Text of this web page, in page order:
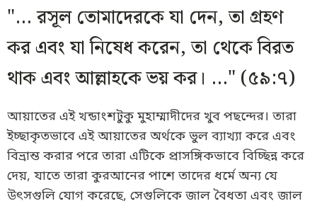
"… রসূল তোমাদেরকে যা দেন, তা গ্রহণ
কর এবং যা নিষেধ করেন, তা থেকে বিরত
থাক এবং আল্লাহকে ভয় কর। …" (৫৯:৭)
আয়াতের এই খন্ডাংশটুকু মুহাম্মাদীদের খুব পছন্দের। তারা
ইচ্ছাকৃতভাবে এই আয়াতের অর্থকে ভুল ব্যাখ্যা করে এবং
বিভ্রান্ত করার পরে তারা এটিকে প্রাসঙ্গিকভাবে বিচ্ছিন্ন করে
দেয়, যাতে তারা কুরআনের পাশে তাদের ধর্মে অন্য যে
উৎসগুলি যোগ করেছে, সেগুলিকে জাল বৈধতা এবং জাল